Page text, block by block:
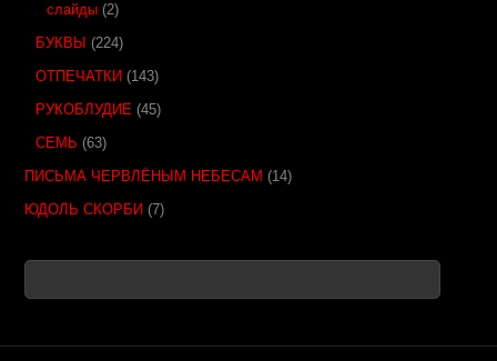
слайды (2)
БУКВЫ (224)
ОТПЕЧАТКИ (143)
РУКОБЛУДИЕ (45)
СЕМЬ (63)
ПИСЬМА ЧЕРВЛЁНЫМ НЕБЕСАМ (14)
ЮДОЛЬ СКОРБИ (7)